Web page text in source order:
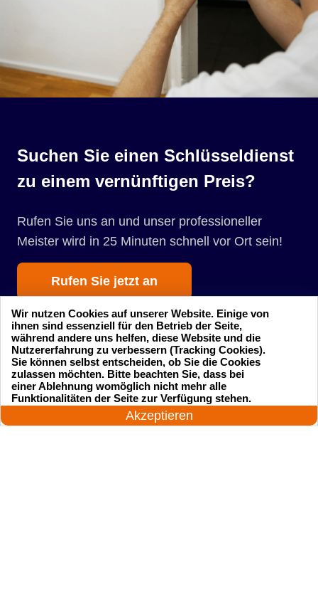
Suchen Sie einen Schlüsseldienst
zu einem vernünftigen Preis?
Rufen Sie uns an und unser professioneller
Meister wird in 25 Minuten schnell vor Ort sein!
Rufen Sie jetzt an
Startseite Einsatzgebiete
Preise
24 Stunden am Tag
Akzeptieren
Wir nutzen Cookies auf unserer Website. Einige von
ihnen sind essenziell für den Betrieb der Seite,
während andere uns helfen, diese Website und die
Nutzererfahrung zu verbessern (Tracking Cookies).
Sie können selbst entscheiden, ob Sie die Cookies
zulassen möchten. Bitte beachten Sie, dass bei
einer Ablehnung womöglich nicht mehr alle
Funktionalitäten der Seite zur Verfügung stehen.